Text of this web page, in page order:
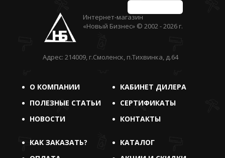
ЗА
ЧЕСТНЫЙ БИЗНЕС
Интернет-магазин
«Новый Бизнес» © 2002 - 2026 г.
Адрес: 214009, г.Смоленск, п.Тихвинка, д.64
О КОМПАНИИ
КАБИНЕТ ДИЛЕРА
ПОЛЕЗНЫЕ СТАТЬИ
СЕРТИФИКАТЫ
НОВОСТИ
КОНТАКТЫ
КАК ЗАКАЗАТЬ?
КАТАЛОГ